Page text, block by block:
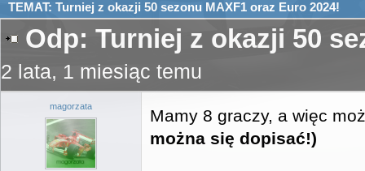
TEMAT: Turniej z okazji 50 sezonu MAXF1 oraz Euro 2024!
Odp: Turniej z okazji 50
2 lata, 1 miesiąc temu
magorzata
Mamy 8 graczy, a więc
można się dopisać!)